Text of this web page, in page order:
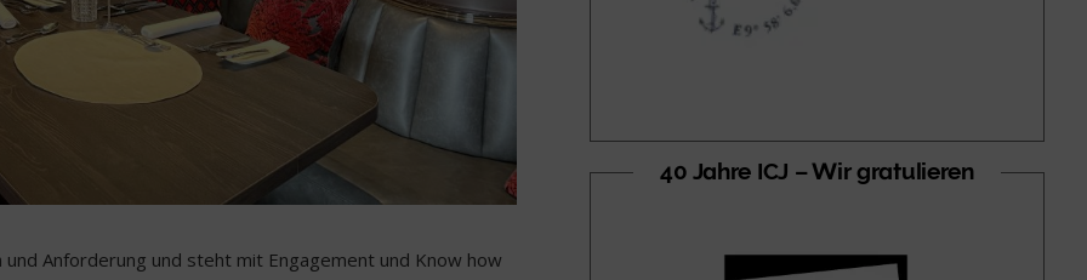
und Anforderung und steht mit Engagement und Know how
40 Jahre ICJ – Wir gratulieren